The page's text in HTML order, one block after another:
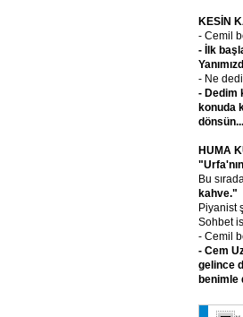
KESİN
- Cemil
- İlk
- Ne
- Dedim
konuda
dönsün...
HUMA
"Urfa'nın
Bu sırada
kahve."
Piyanist
Sohbet
- Cemil
- Cem
gelince
benimle